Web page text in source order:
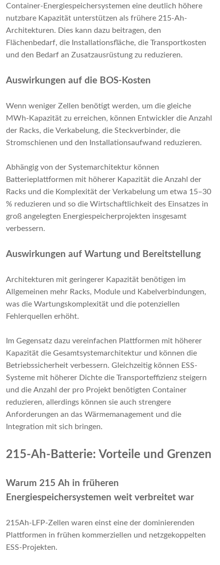
Container-Energiespeichersystemen eine deutlich höhere
nutzbare Kapazität unterstützen als frühere 215-Ah-
Architekturen. Dies kann dazu beitragen, den
Flächenbedarf, die Installationsfläche, die Transportkosten
und den Bedarf an Zusatzausrüstung zu reduzieren.
Auswirkungen auf die BOS-Kosten
Wenn weniger Zellen benötigt werden, um die gleiche
MWh-Kapazität zu erreichen, können Entwickler die Anzahl
der Racks, die Verkabelung, die Steckverbinder, die
Stromschienen und den Installationsaufwand reduzieren.
Abhängig von der Systemarchitektur können
Batterieplattformen mit höherer Kapazität die Anzahl der
Racks und die Komplexität der Verkabelung um etwa 15–30
% reduzieren und so die Wirtschaftlichkeit des Einsatzes in
groß angelegten Energiespeicherprojekten insgesamt
verbessern.
Auswirkungen auf Wartung und Bereitstellung
Architekturen mit geringerer Kapazität benötigen im
Allgemeinen mehr Racks, Module und Kabelverbindungen,
was die Wartungskomplexität und die potenziellen
Fehlerquellen erhöht.
Im Gegensatz dazu vereinfachen Plattformen mit höherer
Kapazität die Gesamtsystemarchitektur und können die
Betriebssicherheit verbessern. Gleichzeitig können ESS-
Systeme mit höherer Dichte die Transporteffizienz steigern
und die Anzahl der pro Projekt benötigten Container
reduzieren, allerdings können sie auch strengere
Anforderungen an das Wärmemanagement und die
Integration mit sich bringen.
215-Ah-Batterie: Vorteile und Grenzen
Warum 215 Ah in früheren
Energiespeichersystemen weit verbreitet war
215Ah-LFP-Zellen waren einst eine der dominierenden
Plattformen in frühen kommerziellen und netzgekoppelten
ESS-Projekten.